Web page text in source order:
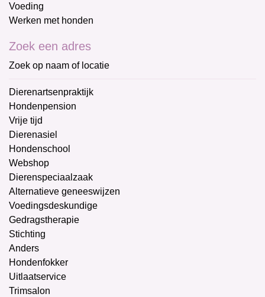
Voeding
Werken met honden
Zoek een adres
Zoek op naam of locatie
Dierenartsenpraktijk
Hondenpension
Vrije tijd
Dierenasiel
Hondenschool
Webshop
Dierenspeciaalzaak
Alternatieve geneeswijzen
Voedingsdeskundige
Gedragstherapie
Stichting
Anders
Hondenfokker
Uitlaatservice
Trimsalon